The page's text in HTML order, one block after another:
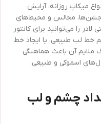
میکاپ روزانه، آرایش
مجالس و محیط‌های
را می‌توانید برای کانتور
خط لب طبیعی، یا ایجاد خط
ملایم آن باعث هماهنگی
اسموکی و طبیعی،
چشم و لب